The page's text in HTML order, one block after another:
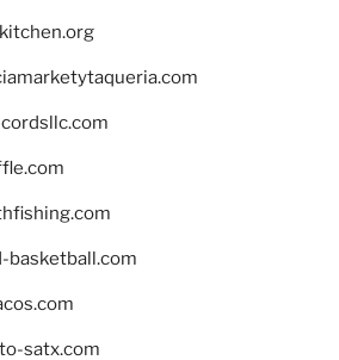
basketball.com
satx.com